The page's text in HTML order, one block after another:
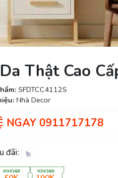
Thật Cao
SFDTCC4112S
Nhà Decor
NGAY 0911717178
đãi: